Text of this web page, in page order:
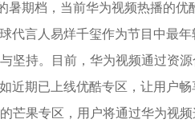
暑期档，当前华为视频热播的
代言人易烊千玺作为节目中最
坚持。目前，华为视频通过资
近期已上线优酷专区，让用户
芒果专区，用户将通过华为视